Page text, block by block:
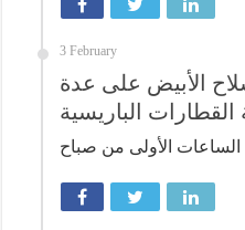
3 February
الأبيض على عدة
الباريسية